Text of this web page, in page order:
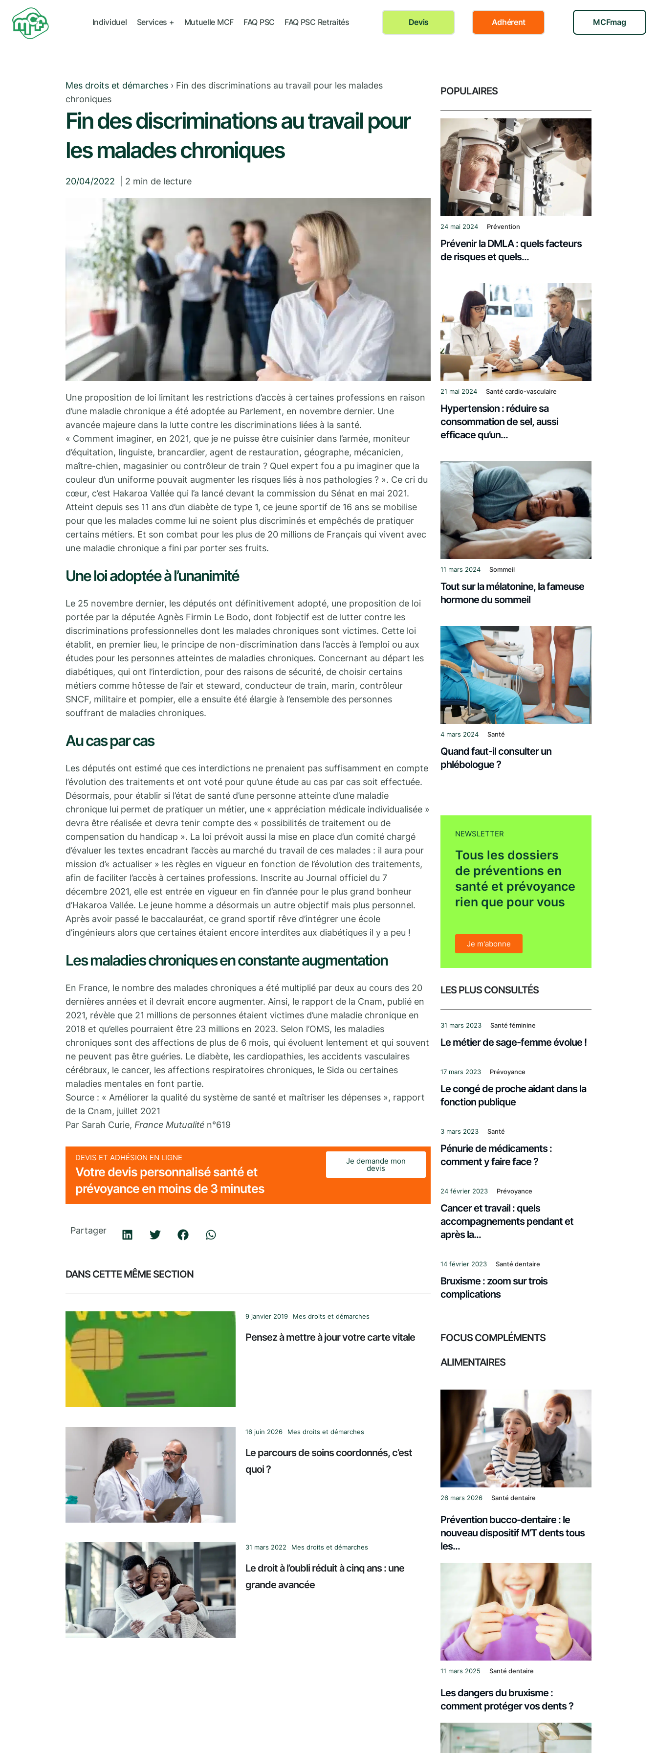
Individuel Services + Mutuelle MCF FAQ PSC FAQ PSC Retraités Devis Adhérent MCFmag
Mes droits et démarches › Fin des discriminations au travail pour les malades
chroniques
Fin des discriminations au travail pour
les malades chroniques
20/04/2022 2 min de lecture
Une proposition de loi limitant les restrictions d’accès à certaines professions en raison
d’une maladie chronique a été adoptée au Parlement, en novembre dernier. Une
avancée majeure dans la lutte contre les discriminations liées à la santé.
« Comment imaginer, en 2021, que je ne puisse être cuisinier dans l’armée, moniteur
d’équitation, linguiste, brancardier, agent de restauration, géographe, mécanicien,
maître-chien, magasinier ou contrôleur de train ? Quel expert fou a pu imaginer que la
couleur d’un uniforme pouvait augmenter les risques liés à nos pathologies ? ». Ce cri du
cœur, c’est Hakaroa Vallée qui l’a lancé devant la commission du Sénat en mai 2021.
Atteint depuis ses 11 ans d’un diabète de type 1, ce jeune sportif de 16 ans se mobilise
pour que les malades comme lui ne soient plus discriminés et empêchés de pratiquer
certains métiers. Et son combat pour les plus de 20 millions de Français qui vivent avec
une maladie chronique a fini par porter ses fruits.
Une loi adoptée à l’unanimité
Le 25 novembre dernier, les députés ont définitivement adopté, une proposition de loi
portée par la députée Agnès Firmin Le Bodo, dont l’objectif est de lutter contre les
discriminations professionnelles dont les malades chroniques sont victimes. Cette loi
établit, en premier lieu, le principe de non-discrimination dans l’accès à l’emploi ou aux
études pour les personnes atteintes de maladies chroniques. Concernant au départ les
diabétiques, qui ont l’interdiction, pour des raisons de sécurité, de choisir certains
métiers comme hôtesse de l’air et steward, conducteur de train, marin, contrôleur
SNCF, militaire et pompier, elle a ensuite été élargie à l’ensemble des personnes
souffrant de maladies chroniques.
Au cas par cas
Les députés ont estimé que ces interdictions ne prenaient pas suffisamment en compte
l’évolution des traitements et ont voté pour qu’une étude au cas par cas soit effectuée.
Désormais, pour établir si l’état de santé d’une personne atteinte d’une maladie
chronique lui permet de pratiquer un métier, une « appréciation médicale individualisée »
devra être réalisée et devra tenir compte des « possibilités de traitement ou de
compensation du handicap ». La loi prévoit aussi la mise en place d’un comité chargé
d’évaluer les textes encadrant l’accès au marché du travail de ces malades : il aura pour
mission d’« actualiser » les règles en vigueur en fonction de l’évolution des traitements,
afin de faciliter l’accès à certaines professions. Inscrite au Journal officiel du 7
décembre 2021, elle est entrée en vigueur en fin d’année pour le plus grand bonheur
d’Hakaroa Vallée. Le jeune homme a désormais un autre objectif mais plus personnel.
Après avoir passé le baccalauréat, ce grand sportif rêve d’intégrer une école
d’ingénieurs alors que certaines étaient encore interdites aux diabétiques il y a peu !
Les maladies chroniques en constante augmentation
En France, le nombre des malades chroniques a été multiplié par deux au cours des 20
dernières années et il devrait encore augmenter. Ainsi, le rapport de la Cnam, publié en
2021, révèle que 21 millions de personnes étaient victimes d’une maladie chronique en
2018 et qu’elles pourraient être 23 millions en 2023. Selon l’OMS, les maladies
chroniques sont des affections de plus de 6 mois, qui évoluent lentement et qui souvent
ne peuvent pas être guéries. Le diabète, les cardiopathies, les accidents vasculaires
cérébraux, le cancer, les affections respiratoires chroniques, le Sida ou certaines
maladies mentales en font partie.
Source : « Améliorer la qualité du système de santé et maîtriser les dépenses », rapport
de la Cnam, juillet 2021
Par Sarah Curie, France Mutualité n°619
DEVIS ET ADHÉSION EN LIGNE
Votre devis personnalisé santé et
prévoyance en moins de 3 minutes
Je demande mon
devis
Partager
DANS CETTE MÊME SECTION
9 janvier 2019 Mes droits et démarches
Pensez à mettre à jour votre carte vitale
16 juin 2026 Mes droits et démarches
Le parcours de soins coordonnés, c’est
quoi ?
31 mars 2022 Mes droits et démarches
Le droit à l’oubli réduit à cinq ans : une
grande avancée
POPULAIRES
24 mai 2024 Prévention
Prévenir la DMLA : quels facteurs
de risques et quels...
21 mai 2024 Santé cardio-vasculaire
Hypertension : réduire sa
consommation de sel, aussi
efficace qu’un...
11 mars 2024 Sommeil
Tout sur la mélatonine, la fameuse
hormone du sommeil
4 mars 2024 Santé
Quand faut-il consulter un
phlébologue ?
NEWSLETTER
Tous les dossiers
de préventions en
santé et prévoyance
rien que pour vous
Je m'abonne
LES PLUS CONSULTÉS
31 mars 2023 Santé féminine
Le métier de sage-femme évolue !
17 mars 2023 Prévoyance
Le congé de proche aidant dans la
fonction publique
3 mars 2023 Santé
Pénurie de médicaments :
comment y faire face ?
24 février 2023 Prévoyance
Cancer et travail : quels
accompagnements pendant et
après la...
14 février 2023 Santé dentaire
Bruxisme : zoom sur trois
complications
FOCUS COMPLÉMENTS
ALIMENTAIRES
26 mars 2026 Santé dentaire
Prévention bucco-dentaire : le
nouveau dispositif M’T dents tous
les...
11 mars 2025 Santé dentaire
Les dangers du bruxisme :
comment protéger vos dents ?